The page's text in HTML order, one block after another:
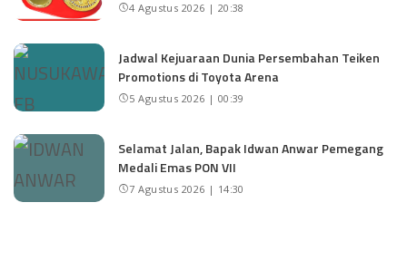
4 Agustus 2026 | 20:38
Jadwal Kejuaraan Dunia Persembahan Teiken
Promotions di Toyota Arena
5 Agustus 2026 | 00:39
Selamat Jalan, Bapak Idwan Anwar Pemegang
Medali Emas PON VII
7 Agustus 2026 | 14:30